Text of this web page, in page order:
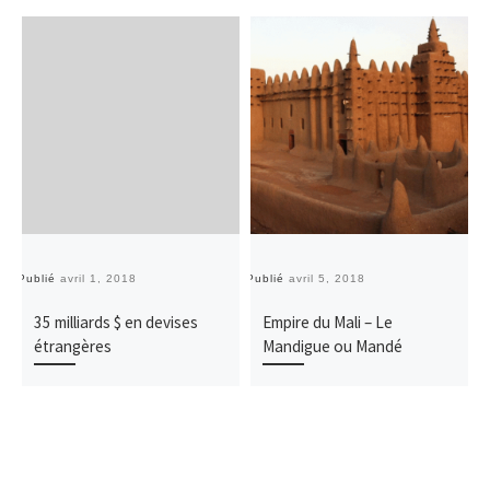
Publié avril 1, 2018
35 milliards $ en devises
étrangères
Publié avril 5, 2018
Empire du Mali – Le
Mandigue ou Mandé